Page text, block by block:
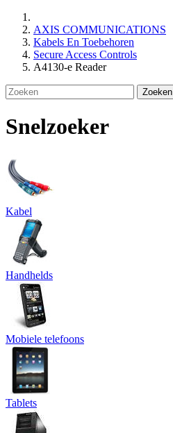
AXIS COMMUNICATIONS
Kabels En Toebehoren
Secure Access Controls
A4130-e Reader
Zoeken
Snelzoeker
Kabel
Handhelds
Mobiele telefoons
Tablets